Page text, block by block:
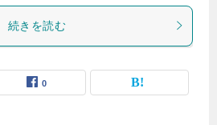
続きを読む
0